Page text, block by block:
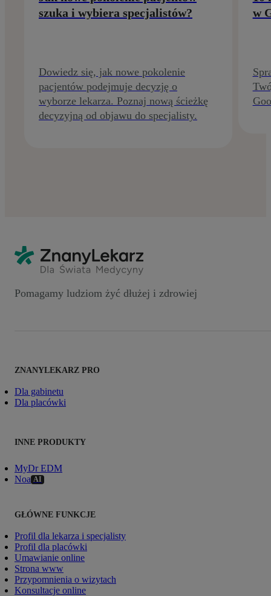
szuka i wybiera specjalistów?
Dowiedz się, jak nowe pokolenie
pacjentów podejmuje decyzję o
wyborze lekarza. Poznaj nową ścieżkę
decyzyjną od objawu do specjalisty.
w
Pomagamy ludziom żyć dłużej i zdrowiej
ZNANYLEKARZ PRO
Dla gabinetu
Dla placówki
INNE PRODUKTY
MyDr EDM
Noa AI
GŁÓWNE FUNKCJE
Profil dla lekarza i specjalisty
Profil dla placówki
Umawianie online
Strona www
Przypomnienia o wizytach
Konsultacje online